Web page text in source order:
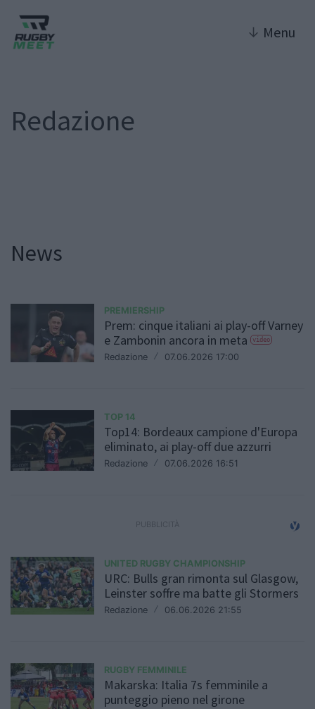
↓ Menu
Redazione
News
PREMIERSHIP
Prem: cinque italiani ai play-off Varney
e Zambonin ancora in meta video
Redazione / 07.06.2026 17:00
TOP 14
Top14: Bordeaux campione d'Europa
eliminato, ai play-off due azzurri
Redazione / 07.06.2026 16:51
UNITED RUGBY CHAMPIONSHIP
URC: Bulls gran rimonta sul Glasgow,
Leinster soffre ma batte gli Stormers
Redazione / 06.06.2026 21:55
RUGBY FEMMINILE
Makarska: Italia 7s femminile a
punteggio pieno nel girone